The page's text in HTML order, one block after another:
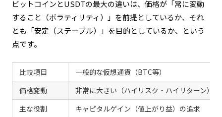
ビットコインとUSDTの最大の違いは、価格が「常に変動
すること（ボラティリティ）」を前提としているか、それ
とも「安定（ステーブル）」を目的としているか、という
点です。
比較項目
一般的な仮想通貨（BTC等）
価格変動
非常に大きい（ハイリスク・ハイリターン）
主な役割
キャピタルゲイン（値上がり益）の追求